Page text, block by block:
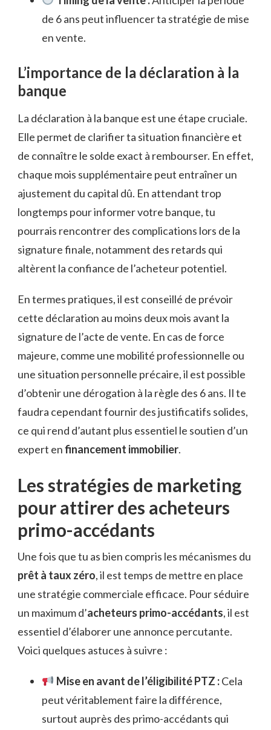
de 6 ans peut influencer ta stratégie de mise
en vente.
L’importance de la déclaration à la
banque
La déclaration à la banque est une étape cruciale.
Elle permet de clarifier ta situation financière et
de connaître le solde exact à rembourser. En effet,
chaque mois supplémentaire peut entraîner un
ajustement du capital dû. En attendant trop
longtemps pour informer votre banque, tu
pourrais rencontrer des complications lors de la
signature finale, notamment des retards qui
altèrent la confiance de l’acheteur potentiel.
En termes pratiques, il est conseillé de prévoir
cette déclaration au moins deux mois avant la
signature de l’acte de vente. En cas de force
majeure, comme une mobilité professionnelle ou
une situation personnelle précaire, il est possible
d’obtenir une dérogation à la règle des 6 ans. Il te
faudra cependant fournir des justificatifs solides,
ce qui rend d’autant plus essentiel le soutien d’un
expert enfinancement immobilier.
Les stratégies de marketing
pour attirer des acheteurs
primo-accédants
Une fois que tu as bien compris les mécanismes du
prêt à taux zéro, il est temps de mettre en place
une stratégie commerciale efficace. Pour séduire
un maximum d’acheteurs primo-accédants, il est
essentiel d’élaborer une annonce percutante.
Voici quelques astuces à suivre :
Mise en avant de l’éligibilité PTZ :Cela
peut véritablement faire la différence,
surtout auprès des primo-accédants qui